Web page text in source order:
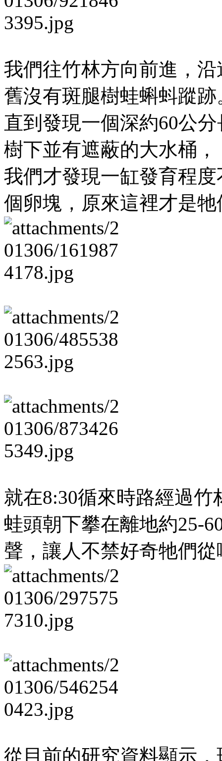
我們往竹林方向前進，
舊沒有斑腿樹蛙蝌蚪蹤跡
直到發現一個深約60公
樹下並有遮蔽的大水桶，
我們才發現一缸發育程
個卵塊，原來這裡才是
就在8:30循來時路經過
蛙頭朝下攀在離地約25-
聲，讓人不禁好奇牠們
從目前的研究資料顯示